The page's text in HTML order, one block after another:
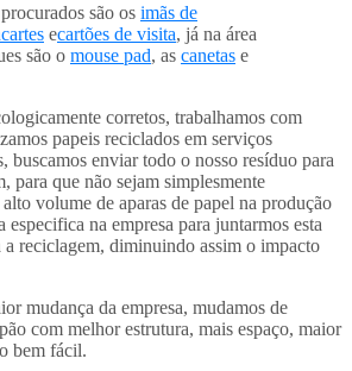
são os imãs de
ecartões de visita, já na área
são o mouse pad, as canetas e
corretos, trabalhamos com
papeis reciclados em serviços
buscamos enviar todo o nosso resíduo para
para que não sejam simplesmente
volume de aparas de papel na produção
especifica na empresa para juntarmos esta
a reciclagem, diminuindo assim o impacto
mudança da empresa, mudamos de
com melhor estrutura, mais espaço, maior
bem fácil.